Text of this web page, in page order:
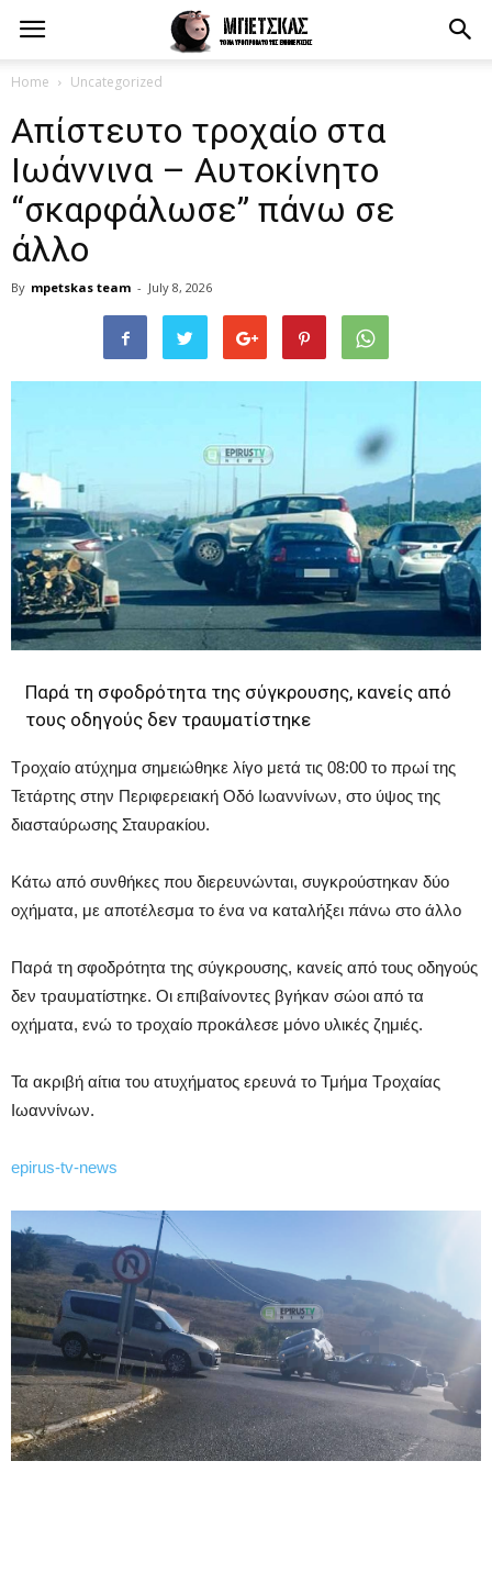
Home Uncategorized
Απίστευτο τροχαίο στα
Ιωάννινα – Αυτοκίνητο
“σκαρφάλωσε” πάνω σε
άλλο
By mpetskas team - July 8, 2026
Παρά τη σφοδρότητα της σύγκρουσης, κανείς από
τους οδηγούς δεν τραυματίστηκε
Τροχαίο ατύχημα σημειώθηκε λίγο μετά τις 08:00 το πρωί της
Τετάρτης στην Περιφερειακή Οδό Ιωαννίνων, στο ύψος της
διασταύρωσης Σταυρακίου.
Κάτω από συνθήκες που διερευνώνται, συγκρούστηκαν δύο
οχήματα, με αποτέλεσμα το ένα να καταλήξει πάνω στο άλλο
Παρά τη σφοδρότητα της σύγκρουσης, κανείς από τους οδηγούς
δεν τραυματίστηκε. Οι επιβαίνοντες βγήκαν σώοι από τα
οχήματα, ενώ το τροχαίο προκάλεσε μόνο υλικές ζημιές.
Τα ακριβή αίτια του ατυχήματος ερευνά το Τμήμα Τροχαίας
Ιωαννίνων.
epirus-tv-news